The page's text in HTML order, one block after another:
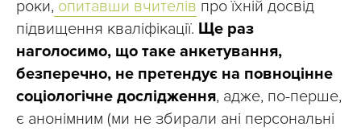
роки, опитавши вчителів про їхній досвід
підвищення кваліфікації. Ще раз
наголосимо, що таке анкетування,
безперечно, не претендує на повноцінне
соціологічне дослідження, адже, по-перше,
є анонімним (ми не збирали ані персональні